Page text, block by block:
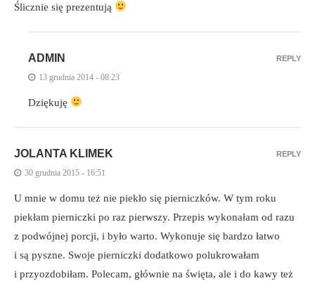
Ślicznie się prezentują
ADMIN
13 grudnia 2014 - 08:23
Dziękuję
REPLY
JOLANTA KLIMEK
30 grudnia 2015 - 16:51
U mnie w domu też nie piekło się pierniczków. W tym roku
piekłam pierniczki po raz pierwszy. Przepis wykonałam od razu
z podwójnej porcji, i było warto. Wykonuje się bardzo łatwo
i są pyszne. Swoje pierniczki dodatkowo polukrowałam
i przyozdobiłam. Polecam, głównie na święta, ale i do kawy też
REPLY